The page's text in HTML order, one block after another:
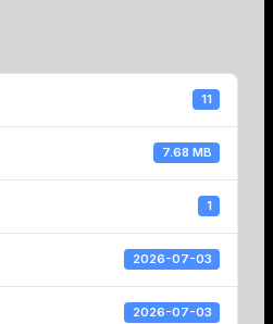
11
7.68 MB
1
2026-07-03
2026-07-03